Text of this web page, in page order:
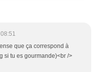
que ça correspond à
si tu es gourmande)<br />